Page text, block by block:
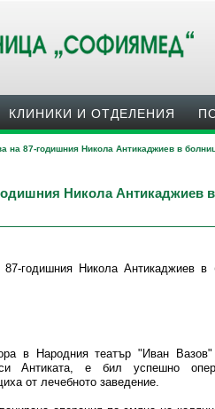
КЛИНИКИ И ОТДЕЛЕНИЯ
на 87-годишния Никола Антикаджиев в
Никола
годишния Никола Антикаджиев в
в Народния театър "Иван
Антиката, е бил успешно
от лечебното заведение.